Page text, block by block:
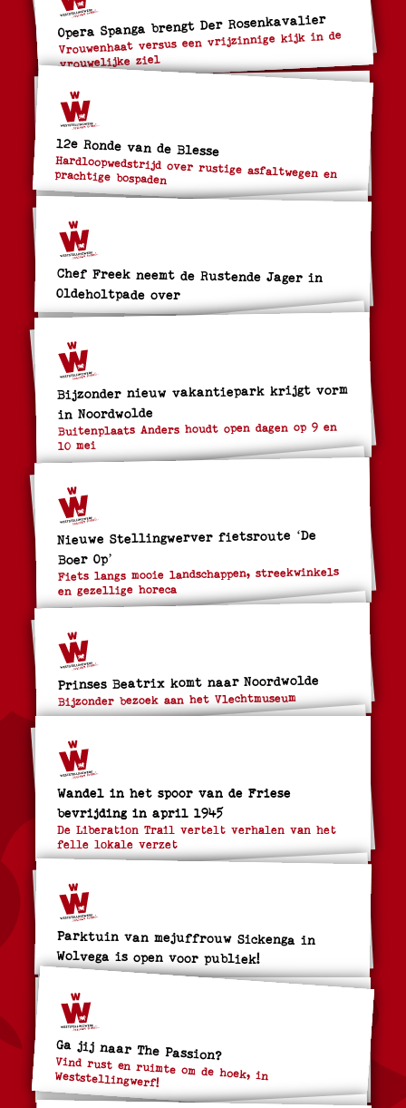
Opera Spanga brengt Der Rosenkavalier
Vrouwenhaat versus een vrijzinnige kijk in de
vrouwelijke ziel
12e Ronde van de Blesse
Hardloopwedstrijd over rustige asfaltwegen en prachtige bospaden
Chef Freek neemt de Rustende Jager in
Oldeholtpade over
Bijzonder nieuw vakantiepark krijgt vorm
in Noordwolde
Buitenplaats Anders houdt open dagen op 9 en
10 mei
Nieuwe Stellingwerver fietsroute ‘De
Boer Op’
Fiets langs mooie landschappen, streekwinkels
en gezellige horeca
Prinses Beatrix komt naar Noordwolde
Bijzonder bezoek aan het Vlechtmuseum
Wandel in het spoor van de Friese
bevrijding in april 1945
De Liberation Trail vertelt verhalen van het
felle lokale verzet
Parktuin van mejuffrouw Sickenga in
Wolvega is open voor publiek!
Ga jij naar The Passion?
Vind rust en ruimte om de hoek, in Weststellingwerf!